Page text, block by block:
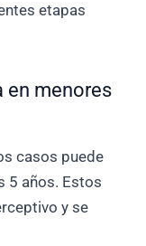
etapas
en menores
casos puede
5 años. Estos
y se